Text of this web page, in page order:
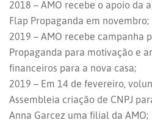
2018 – AMO recebe o apoio da
Flap Propaganda em novembro;
2019 – AMO recebe campanha
Propaganda para motivação e
financeiros para a nova casa;
2019 – Em 14 de fevereiro,
Assembleia criação de CNPJ
Anna Garcez uma filial da AMO;